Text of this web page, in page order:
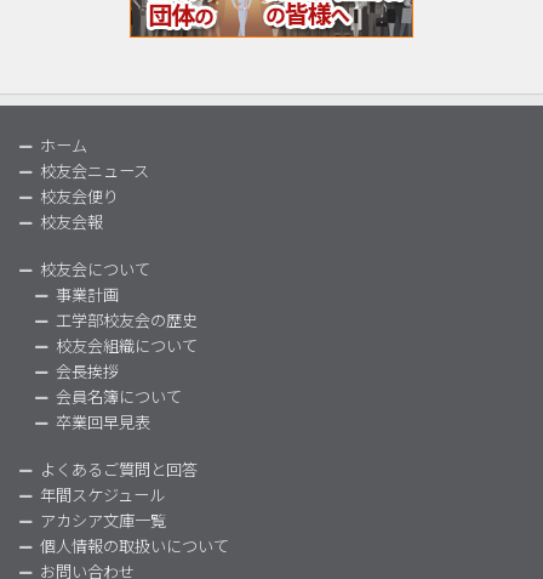
ホーム
校友会ニュース
校友会便り
校友会報
校友会について
事業計画
工学部校友会の歴史
校友会組織について
会長挨拶
会員名簿について
卒業回早見表
よくあるご質問と回答
年間スケジュール
アカシア文庫一覧
個人情報の取扱いについて
お問い合わせ